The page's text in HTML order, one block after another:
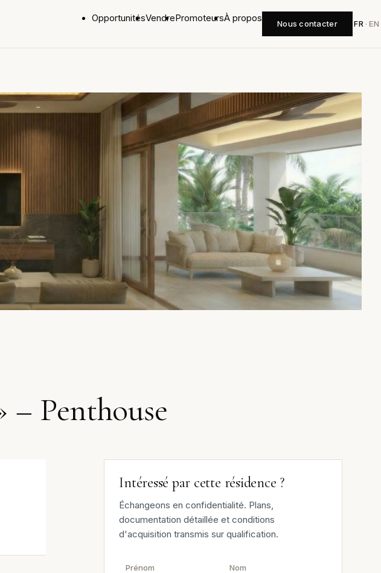
OpportunitésVendrePromoteursÀ propos
Nous contacter FR · EN
– Penthouse
Intéressé par cette résidence ?
Échangeons en confidentialité. Plans,
documentation détaillée et conditions
d'acquisition transmis sur qualification.
Prénom Nom